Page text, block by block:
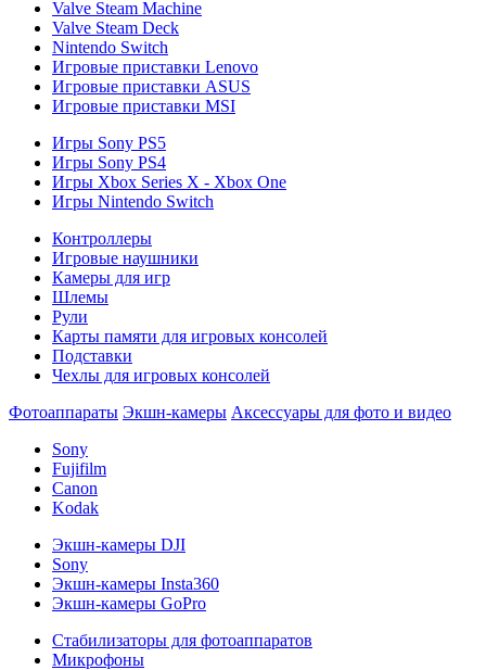
Valve Steam Machine
Valve Steam Deck
Nintendo Switch
Игровые приставки Lenovo
Игровые приставки ASUS
Игровые приставки MSI
Игры Sony PS5
Игры Sony PS4
Игры Xbox Series X - Xbox One
Игры Nintendo Switch
Контроллеры
Игровые наушники
Камеры для игр
Шлемы
Рули
Карты памяти для игровых консолей
Подставки
Чехлы для игровых консолей
Фотоаппараты Экшн-камеры Аксессуары для фото и видео
Sony
Fujifilm
Canon
Kodak
Экшн-камеры DJI
Sony
Экшн-камеры Insta360
Экшн-камеры GoPro
Стабилизаторы для фотоаппаратов
Микрофоны